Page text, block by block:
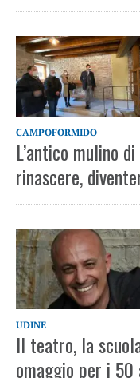
CAMPOFORMIDO
L’antico mulino
rinascere,
UDINE
Il teatro, la
omaggio per i 50